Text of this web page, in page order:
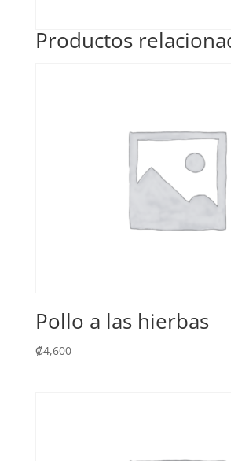
Productos
Pollo a las hierbas
₡4,600